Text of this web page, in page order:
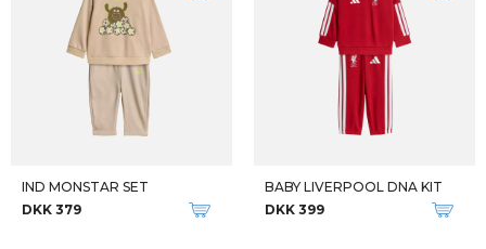
IND MONSTAR SET
DKK 379
BABY LIVERPOOL DNA KIT
DKK 399